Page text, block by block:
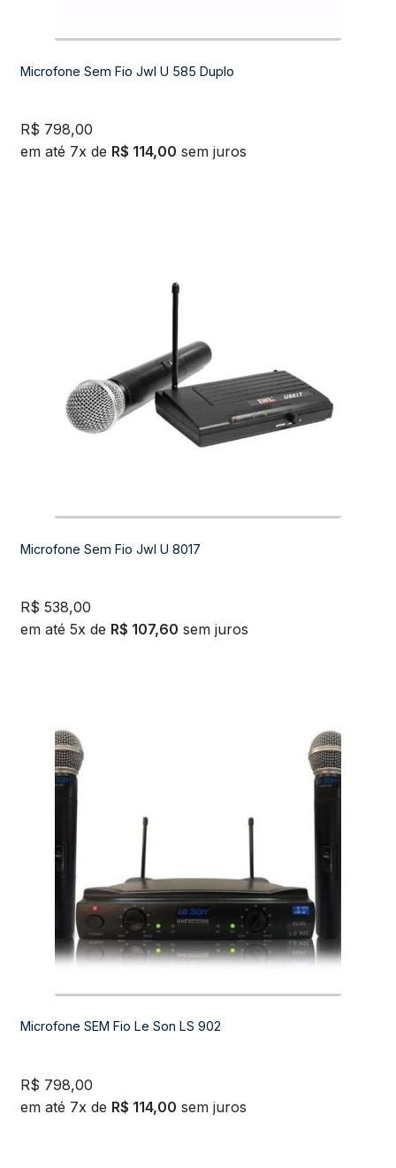
Microfone Sem Fio Jwl U 585 Duplo
R$ 798,00
em até 7x de R$ 114,00 sem juros
Microfone Sem Fio Jwl U 8017
R$ 538,00
em até 5x de R$ 107,60 sem juros
Microfone SEM Fio Le Son LS 902
R$ 798,00
em até 7x de R$ 114,00 sem juros